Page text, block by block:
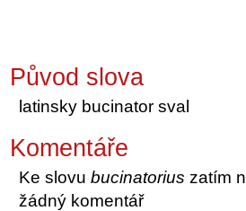
Původ slova
latinsky bucinator sval
Komentáře
Ke slovubucinatorius zatím
žádný komentář